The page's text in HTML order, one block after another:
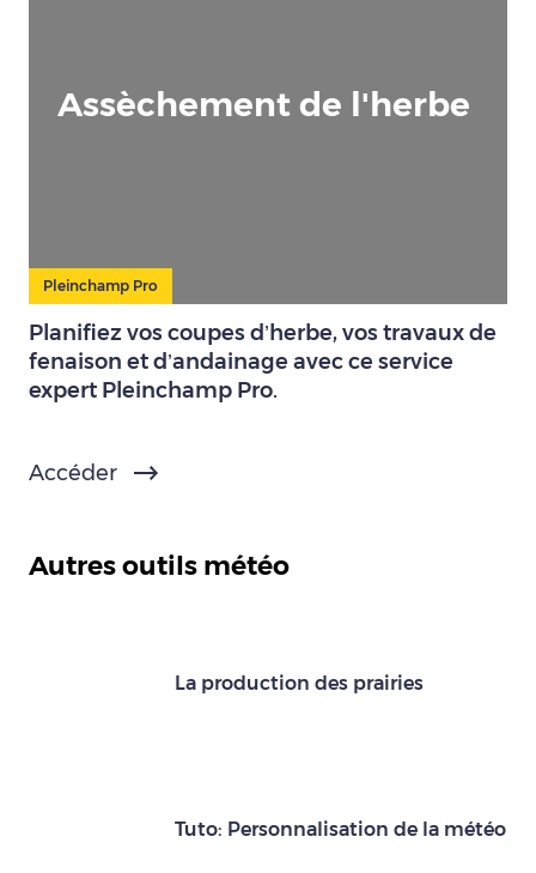
Assèchement de l'herbe
Pleinchamp Pro
Planifiez vos coupes d’herbe, vos travaux de
fenaison et d’andainage avec ce service
expert Pleinchamp Pro.
Accéder
Autres outils météo
La production des prairies
Tuto: Personnalisation de la météo